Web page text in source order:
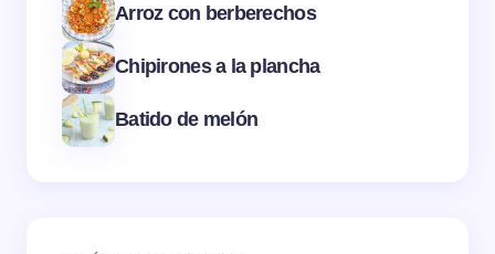
Arroz con berberechos
Chipirones a la plancha
Batido de melón